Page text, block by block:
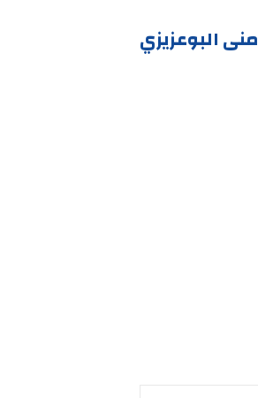
منى البوعزيزي